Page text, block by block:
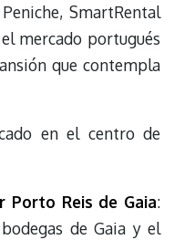
SmartRental
mercado portugués
que contempla
en el centro de
Porto Reis de Gaia:
de Gaia y el